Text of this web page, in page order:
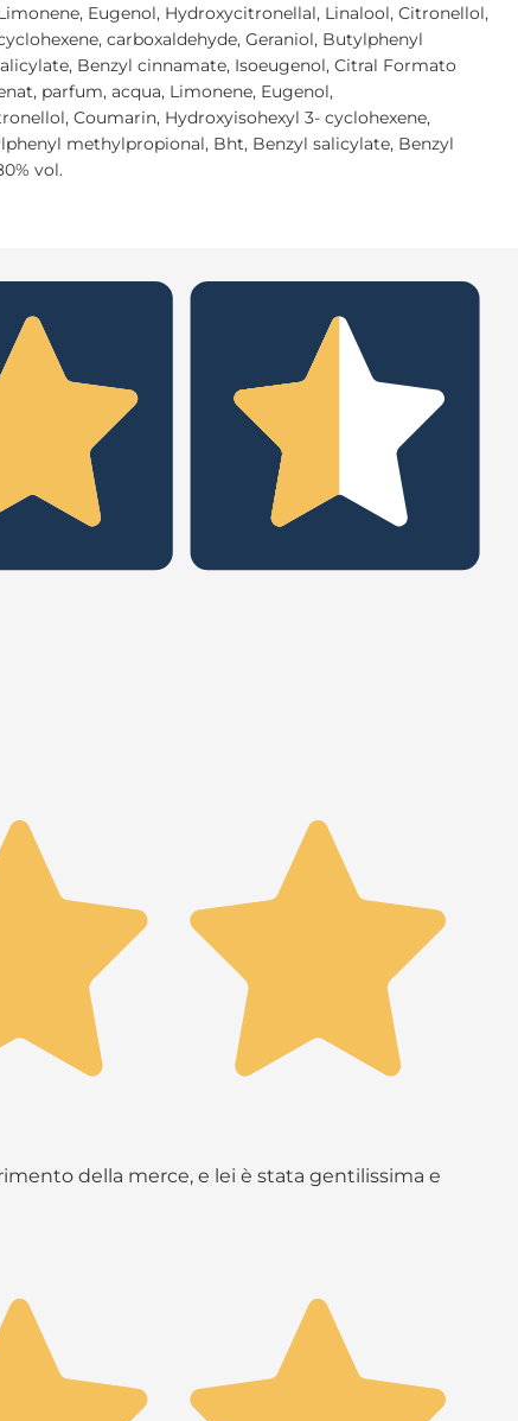
Eugenol, Hydroxycitronellal, Linalool, Citronellol,
carboxaldehyde, Geraniol, Butylphenyl
Benzyl cinnamate, Isoeugenol, Citral Formato
parfum, acqua, Limonene, Eugenol,
Coumarin, Hydroxyisohexyl 3- cyclohexene,
methylpropional, Bht, Benzyl salicylate, Benzyl
vol.
della merce, e lei è stata gentilissima e